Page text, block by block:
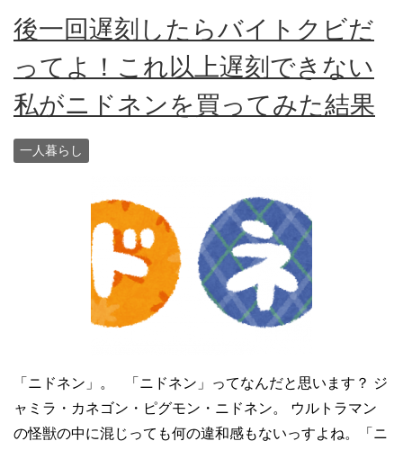
後一回遅刻したらバイトクビだ
ってよ！これ以上遅刻できない
私がニドネンを買ってみた結果
一人暮らし
「ニドネン」。 「ニドネン」ってなんだと思います？ ジ
ャミラ・カネゴン・ピグモン・ニドネン。 ウルトラマン
の怪獣の中に混じっても何の違和感もないっすよね。「ニ